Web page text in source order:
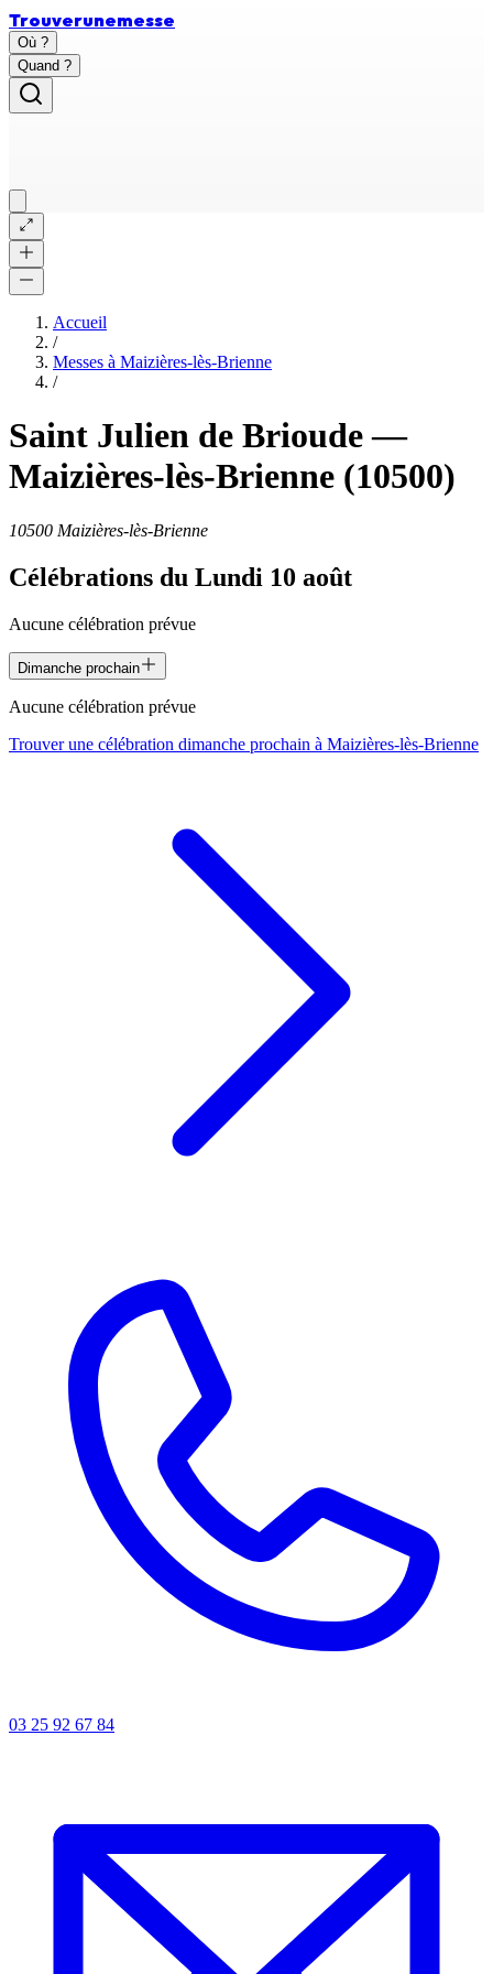
Trouverunemesse
Où ?
Quand ?
Accueil
/
Messes à Maizières-lès-Brienne
/
Saint Julien de Brioude—
Maizières-lès-Brienne (10500)
10500 Maizières-lès-Brienne
Célébrations du Lundi 10 août
Aucune célébration prévue
Dimanche prochain
Aucune célébration prévue
Trouver une célébration dimanche prochain à Maizières-lès-Brienne
03 25 92 67 84